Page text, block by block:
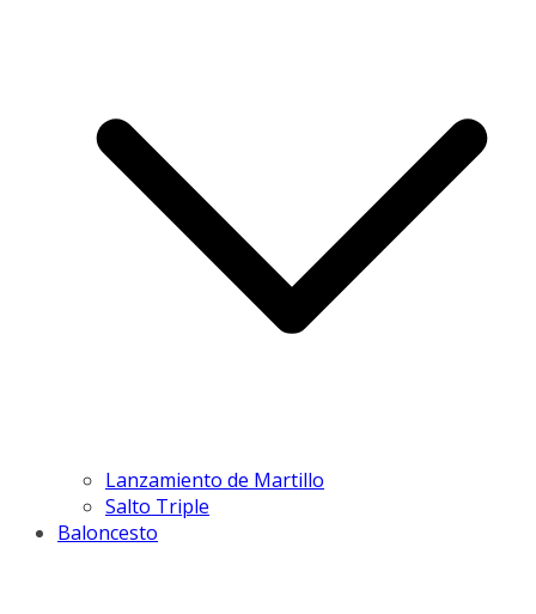
Lanzamiento de Martillo
Salto Triple
Baloncesto